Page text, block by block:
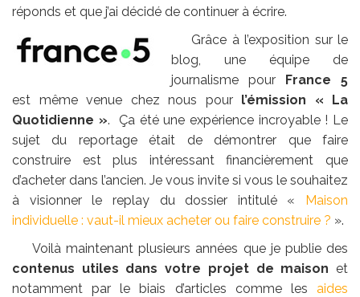
réponds et que j’ai décidé de continuer à écrire.
Grâce à l’exposition sur le
blog, une équipe de
journalisme pour France 5
est même venue chez nous pour l’émission « La
Quotidienne ». Ça été une expérience incroyable ! Le
sujet du reportage était de démontrer que faire
construire est plus intéressant financièrement que
d’acheter dans l’ancien. Je vous invite si vous le souhaitez
à visionner le replay du dossier intitulé « Maison
individuelle : vaut-il mieux acheter ou faire construire ? ».
Voilà maintenant plusieurs années que je publie des
contenus utiles dans votre projet de maison et
notamment par le biais d’articles comme les aides